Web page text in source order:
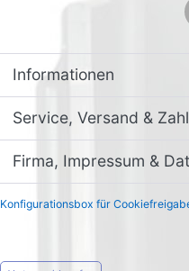
Informationen
Service, Versand &
Firma, Impressum &
Konfigurationsbox für